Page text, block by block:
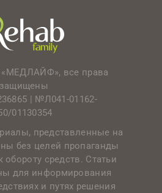
все права
защищены
| №Л041-01162-
01130354
представленные на
без целей пропаганды
средств. Статьи
для информирования
и путях решения